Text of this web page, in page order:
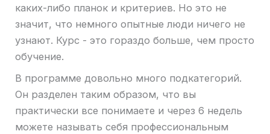
каких-либо планок и критериев. Но это не
значит, что немного опытные люди ничего не
узнают. Курс - это гораздо больше, чем просто
обучение.
В программе довольно много подкатегорий.
Он разделен таким образом, что вы
практически все понимаете и через 6 недель
можете называть себя профессиональным